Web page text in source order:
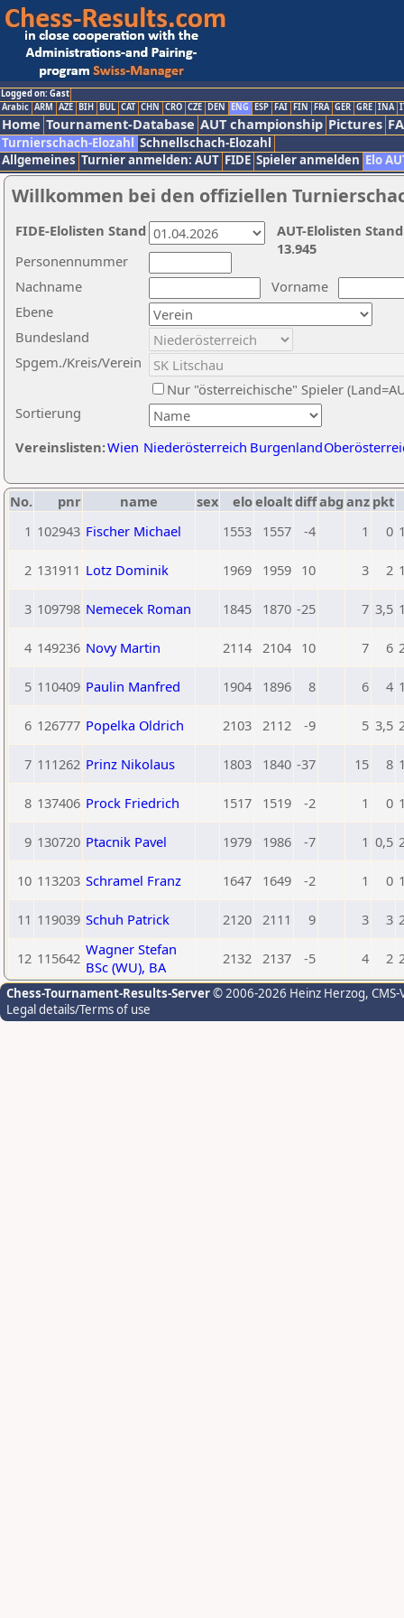
Logged on: Gast
Arabic ARM AZE BIH BUL CAT CHN CRO CZE DEN ENG ESP FAI FIN FRA GER GRE INA
Home Tournament-Database AUT championship Pictures
Turnierschach-Elozahl Schnellschach-Elozahl
Allgemeines Turnier anmelden: AUT FIDE Spieler anmelden Elo
Willkommen bei den offiziellen
Nachname
Vorname
Ebene
Sortierung
Personennummer
Bundesland
Spgem./Kreis/Verein
Nur "österreichische" Spieler
Vereinslisten:Wien Niederösterreich Burgenland
AUT-Elolisten
13.945
FIDE-Elolisten Stand
No. pnr name sex eloeloaltdiffabg anz pkt
1 102943 Fischer Michael 1553 1557 -4 1 0
2 131911 Lotz Dominik 1969 1959 10 3 2
3 109798 Nemecek Roman 1845 1870 -25 7 3,5
4 149236 Novy Martin 2114 2104 10 7 6
5 110409 Paulin Manfred 1904 1896 8 6 4
6 126777 Popelka Oldrich 2103 2112 -9 5 3,5
7 111262 Prinz Nikolaus 1803 1840 -37 15 8
8 137406 Prock Friedrich 1517 1519 -2 1 0
9 130720 Ptacnik Pavel 1979 1986 -7 1 0,5
10 113203 Schramel Franz 1647 1649 -2 1 0
11 119039 Schuh Patrick 2120 2111 9 3 3
12 115642 Wagner Stefan
BSc (WU), BA
2132 2137 -5 4 2
Chess-Tournament-Results-Server© 2006-2026 Heinz Herzog,
Legal details/Terms of use